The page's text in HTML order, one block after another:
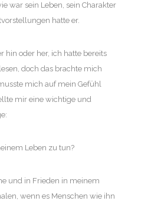
war sein Leben, sein Charakter
hatte er.
hin oder her, ich hatte bereits
doch das brachte mich
mich auf mein Gefühl
mir eine wichtige und
Leben zu tun?
und in Frieden in meinem
wenn es Menschen wie ihn